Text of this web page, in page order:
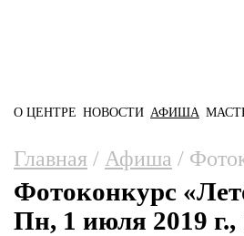
Главное меню
О ЦЕНТРЕ НОВОСТИ АФИША
Вы здесь
Главная / Афиша /
Фотоконкурс
Пн, 1 июля 2019